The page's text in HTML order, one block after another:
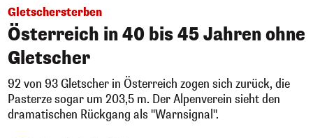
Gletschersterben
Österreich in 40 bis 45 Jahren ohne
Gletscher
92 von 93 Gletscher in Österreich zogen sich zurück, die
Pasterze sogar um 203,5 m. Der Alpenverein sieht den
dramatischen Rückgang als "Warnsignal".